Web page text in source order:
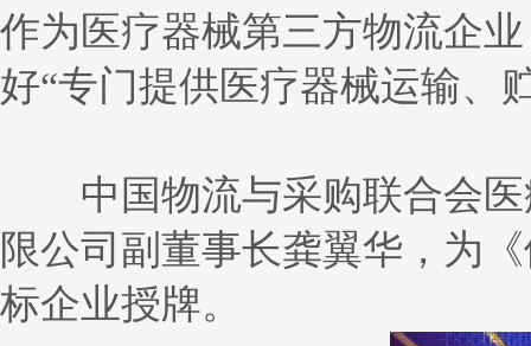
作为医疗器械第三方物流企
好“专门提供医疗器械运输、
中国物流与采购联合会医
限公司副董事长龚翼华，为
标企业授牌。